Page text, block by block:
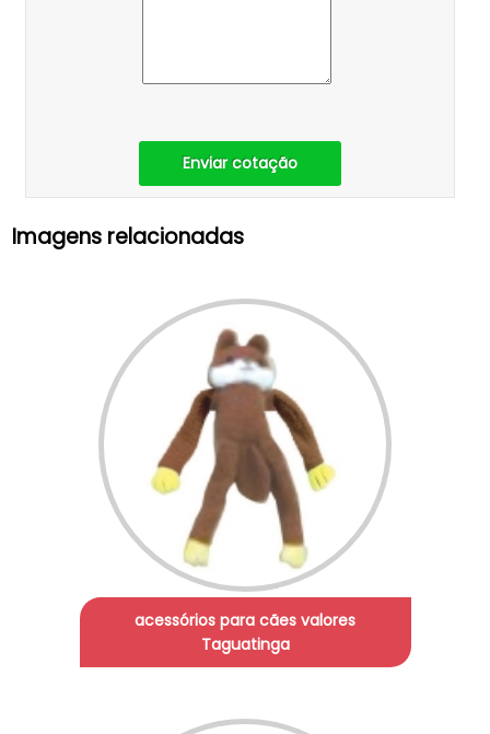
Enviar cotação
Imagens relacionadas
acessórios para cães valores
Taguatinga